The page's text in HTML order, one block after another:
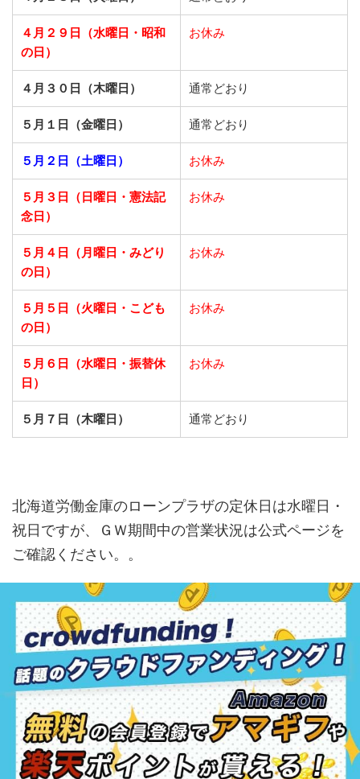
４月２９日（水曜日・昭和
の日）
お休み
４月３０日（木曜日） 通常どおり
５月１日（金曜日） 通常どおり
５月２日（土曜日） お休み
５月３日（日曜日・憲法記
念日）
お休み
５月４日（月曜日・みどり
の日）
お休み
５月５日（火曜日・こども
の日）
お休み
５月６日（水曜日・振替休
日）
お休み
５月７日（木曜日） 通常どおり
北海道労働金庫のローンプラザの定休日は水曜日・
祝日ですが、ＧＷ期間中の営業状況は公式ページを
ご確認ください。。